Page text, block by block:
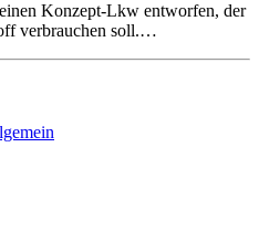
Konzept-Lkw entworfen, der
verbrauchen soll.…